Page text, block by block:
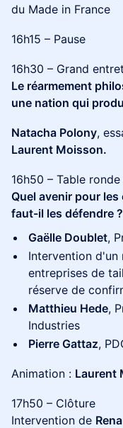
du Made in France
16h15 – Pause
16h30 – Grand
Le réarmement
une nation qui
Natacha Polony,
Laurent Moisson.
16h50 – Table ronde
Quel avenir pour
faut-il les défendre ?
Gaëlle Doublet,
Intervention d'un
entreprises de
réserve de
Matthieu Hede,
Industries
Pierre Gattaz,
Animation : Laurent
17h50 – Clôture
Intervention de